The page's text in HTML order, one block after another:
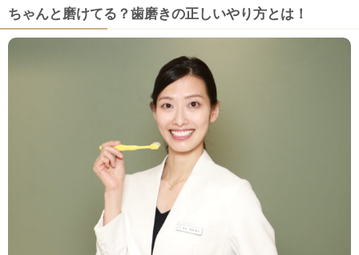
ちゃんと磨けてる？歯磨きの正しいやり方とは！